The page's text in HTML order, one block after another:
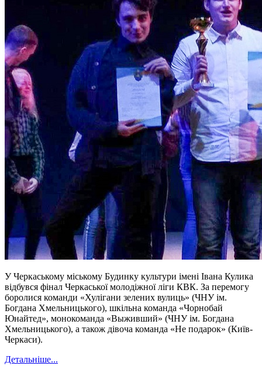
У Черкаському міському Будинку культури імені Івана Кулика
відбувся фінал Черкаської молодіжної ліги КВК. За перемогу
боролися команди «Хулігани зелених вулиць» (ЧНУ ім.
Богдана Хмельницького), шкільна команда «Чорнобай
Юнайтед», монокоманда «Выживший» (ЧНУ ім. Богдана
Хмельницького), а також дівоча команда «Не подарок» (Київ-
Черкаси).
Детальніше...